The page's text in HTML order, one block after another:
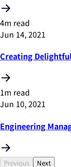
4m read
Jun 14, 2021
Creating
1m read
Jun 10, 2021
Engineering
Previous Next